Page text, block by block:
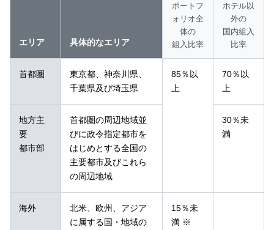
エリア 具体的なエリア
ポートフ
ォリオ全
体の
組入比率
ホテル以
外の
国内組入
比率
首都圏
東京都、神奈川県、
千葉県及び埼玉県
85％以
上
70％以
上
地方主
要
都市部
首都圏の周辺地域並
びに政令指定都市を
はじめとする全国の
主要都市及びこれら
の周辺地域
30％未
満
海外
北米、欧州、アジア
に属する国・地域の
15％未
満 ※